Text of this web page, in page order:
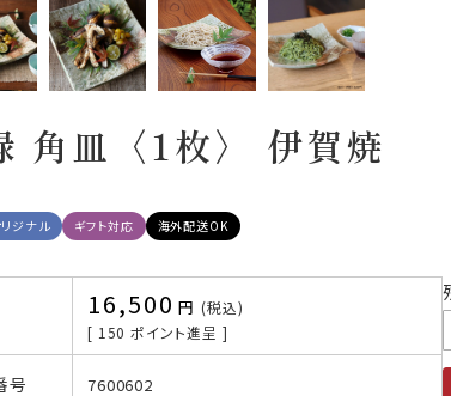
角皿〈1枚〉 伊賀焼
ジナル ギフト対応 海外配送OK
16,500
税込
[ 150 ポイント進呈 ]
号 7600602